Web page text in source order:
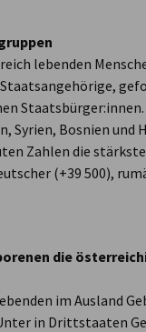
lebenden
Syrien, Bosnien und
Zahlen die
(+39 500),
die
im Ausland
in Drittstaaten